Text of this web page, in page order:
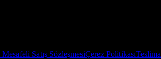
Mesafeli Satış SözleşmesiÇerez Politikası